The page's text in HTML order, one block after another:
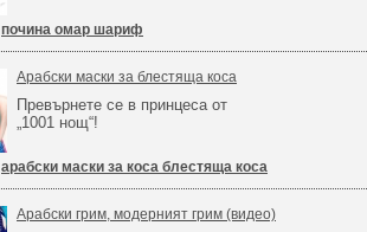
почина омар шариф
Арабски маски за блестяща коса
Превърнете се в принцеса от
„1001 нощ“!
арабски маски за коса блестяща коса
Арабски грим, модерният грим (видео)